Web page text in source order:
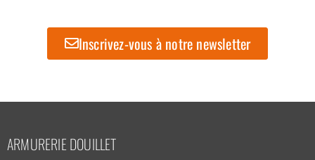
Inscrivez-vous à notre newsletter
ARMURERIE DOUILLET